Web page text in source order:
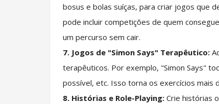
bosus e bolas suíças, para criar jogos que
pode incluir competições de quem
um percurso sem cair.
7. Jogos de "Simon Says" Terapêutico:
terapêuticos. Por exemplo, "Simon Says"
possível, etc. Isso torna os exercícios mais
8. Histórias e Role-Playing: Crie histórias